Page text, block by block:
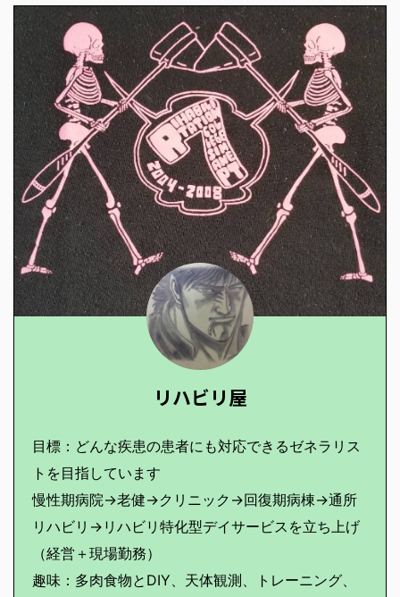
リハビリ屋
目標：どんな疾患の患者にも対応できるゼネラリス
トを目指しています
慢性期病院→老健→クリニック→回復期病棟→通所
リハビリ→リハビリ特化型デイサービスを立ち上げ
（経営＋現場勤務）
趣味：多肉食物とDIY、天体観測、トレーニング、